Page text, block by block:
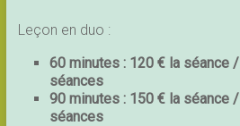
Leçon en duo :
60 minutes : 120 € la séance
séances
90 minutes : 150 € la séance
séances